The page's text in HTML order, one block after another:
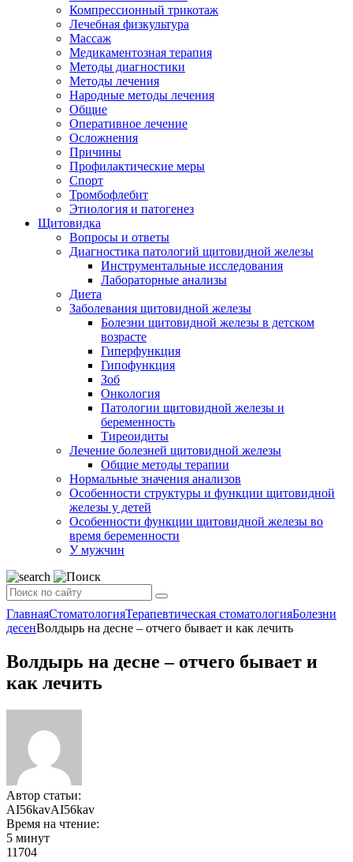
Компрессионный трикотаж
Лечебная физкультура
Массаж
Медикаментозная терапия
Методы диагностики
Методы лечения
Народные методы лечения
Общие
Оперативное лечение
Осложнения
Причины
Профилактические меры
Спорт
Тромбофлебит
Этиология и патогенез
Щитовидка
Вопросы и ответы
Диагностика патологий щитовидной железы
Инструментальные исследования
Лабораторные анализы
Диета
Заболевания щитовидной железы
Болезни щитовидной железы в детском
возрасте
Гиперфункция
Гипофункция
Зоб
Онкология
Патологии щитовидной железы и
беременность
Тиреоидиты
Лечение болезней щитовидной железы
Общие методы терапии
Нормальные значения анализов
Особенности структуры и функции щитовидной
железы у детей
Особенности функции щитовидной железы во
время беременности
У мужчин
ГлавнаяСтоматологияТерапевтическая стоматологияБолезни
десенВолдырь на десне – отчего бывает и как лечить
Волдырь на десне – отчего бывает и
как лечить
Автор статьи:
AI56kavAI56kav
Время на чтение:
5 минут
11704